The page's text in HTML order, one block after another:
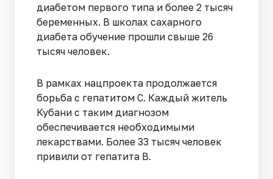
диабетом первого типа и более 2 тысяч
беременных. В школах сахарного
диабета обучение прошли свыше 26
тысяч человек.
В рамках нацпроекта продолжается
борьба с гепатитом С. Каждый житель
Кубани с таким диагнозом
обеспечивается необходимыми
лекарствами. Более 33 тысяч человек
привили от гепатита В.